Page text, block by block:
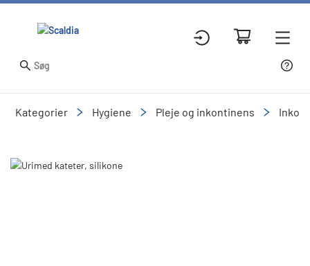
Kategorier Hygiene Pleje og inkontinens
Slide 1 of 4